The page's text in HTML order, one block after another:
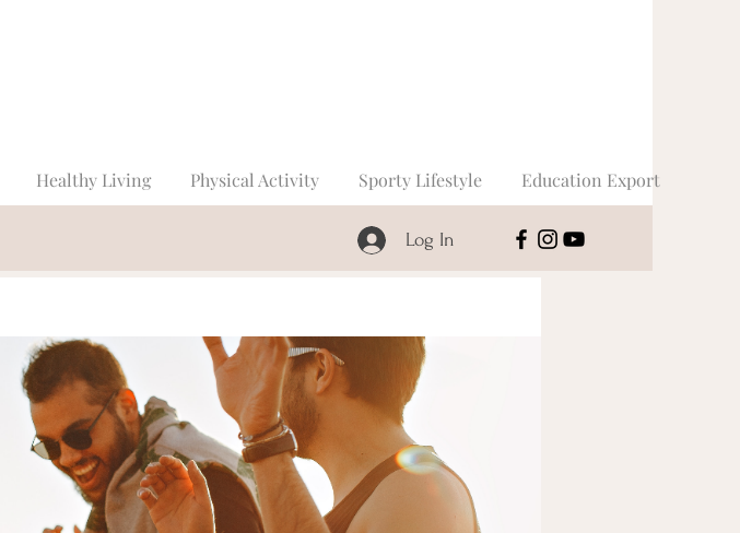
Log In
Healthy Living Physical Activity Sporty Lifestyle Education Export